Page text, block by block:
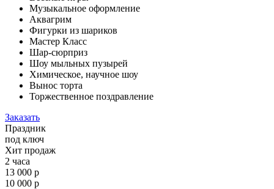
Музыкальное оформление
Аквагрим
Фигурки из шариков
Мастер Класс
Шар-сюрприз
Шоу мыльных пузырей
Химическое, научное шоу
Вынос торта
Торжественное поздравление
Заказать
Праздник
под ключ
Хит продаж
2 часа
13 000 р
10 000 р